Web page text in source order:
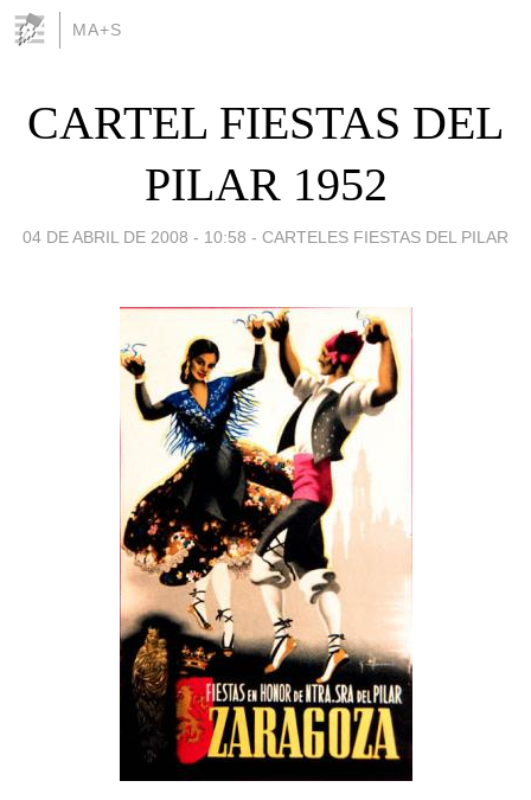
MA+S
CARTEL FIESTAS DEL
PILAR 1952
04 DE ABRIL DE 2008 - 10:58 - CARTELES FIESTAS DEL PILAR